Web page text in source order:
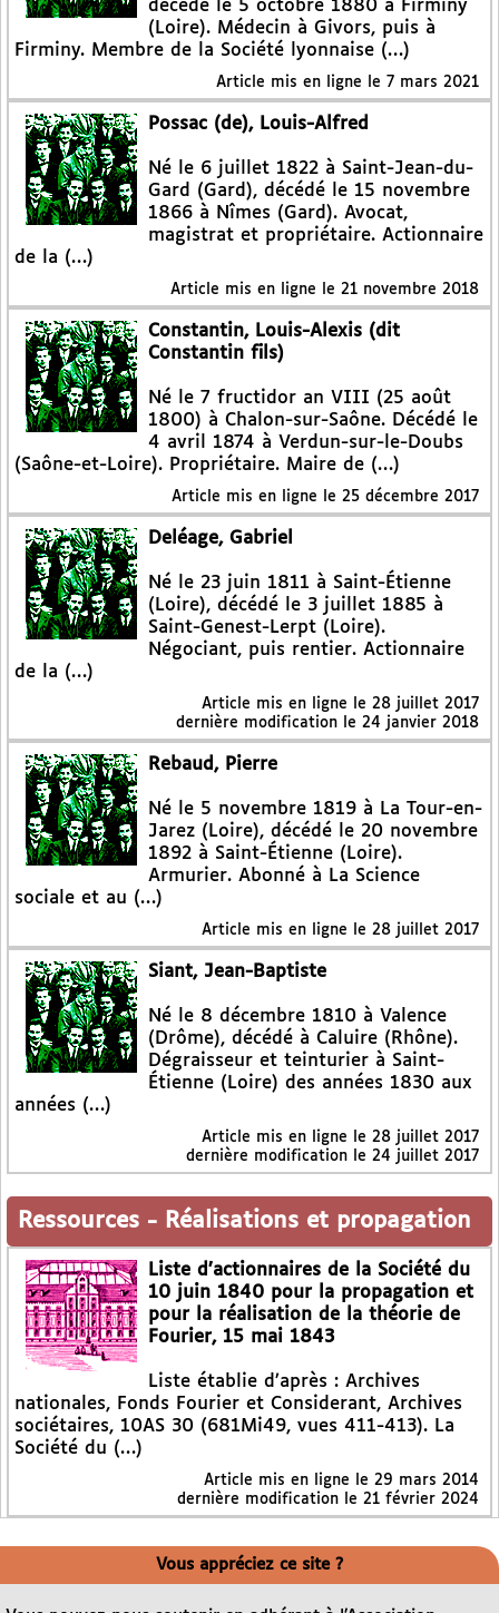
décédé le 5 octobre 1880 à Firminy
(Loire). Médecin à Givors, puis à
Firminy. Membre de la Société lyonnaise (…)
Article mis en ligne le 7 mars 2021
Possac (de), Louis-Alfred
Né le 6 juillet 1822 à Saint-Jean-du-
Gard (Gard), décédé le 15 novembre
1866 à Nîmes (Gard). Avocat,
magistrat et propriétaire. Actionnaire
de la (…)
Article mis en ligne le 21 novembre 2018
Constantin, Louis-Alexis (dit
Constantin fils)
Né le 7 fructidor an VIII (25 août
1800) à Chalon-sur-Saône. Décédé le
4 avril 1874 à Verdun-sur-le-Doubs
(Saône-et-Loire). Propriétaire. Maire de (…)
Article mis en ligne le 25 décembre 2017
Deléage, Gabriel
Né le 23 juin 1811 à Saint-Étienne
(Loire), décédé le 3 juillet 1885 à
Saint-Genest-Lerpt (Loire).
Négociant, puis rentier. Actionnaire
de la (…)
Article mis en ligne le 28 juillet 2017
dernière modification le 24 janvier 2018
Rebaud, Pierre
Né le 5 novembre 1819 à La Tour-en-
Jarez (Loire), décédé le 20 novembre
1892 à Saint-Étienne (Loire).
Armurier. Abonné à La Science
sociale et au (…)
Article mis en ligne le 28 juillet 2017
Siant, Jean-Baptiste
Né le 8 décembre 1810 à Valence
(Drôme), décédé à Caluire (Rhône).
Dégraisseur et teinturier à Saint-
Étienne (Loire) des années 1830 aux
années (…)
Article mis en ligne le 28 juillet 2017
dernière modification le 24 juillet 2017
Ressources - Réalisations et propagation
Liste d’actionnaires de la Société du
10 juin 1840 pour la propagation et
pour la réalisation de la théorie de
Fourier, 15 mai 1843
Liste établie d’après : Archives
nationales, Fonds Fourier et Considerant, Archives
sociétaires, 10AS 30 (681Mi49, vues 411-413). La
Société du (…)
Article mis en ligne le 29 mars 2014
dernière modification le 21 février 2024
Vous appréciez ce site ?